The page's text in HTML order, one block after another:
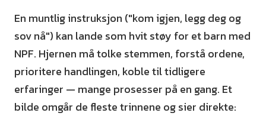
En muntlig instruksjon ("kom igjen, legg deg og
sov nå") kan lande som hvit støy for et barn med
NPF. Hjernen må tolke stemmen, forstå ordene,
prioritere handlingen, koble til tidligere
erfaringer — mange prosesser på en gang. Et
bilde omgår de fleste trinnene og sier direkte: